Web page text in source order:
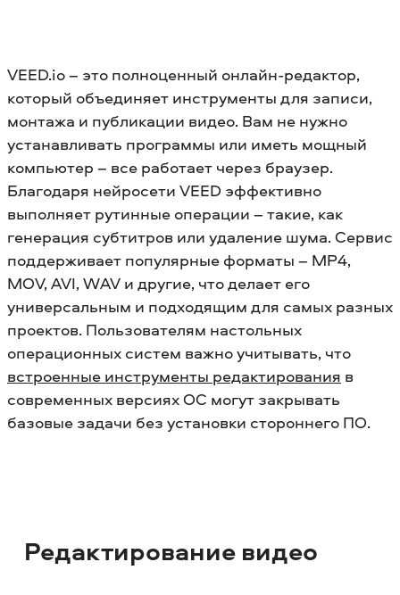
VEED.io – это полноценный онлайн-редактор,
который объединяет инструменты для записи,
монтажа и публикации видео. Вам не нужно
устанавливать программы или иметь мощный
компьютер – все работает через браузер.
Благодаря нейросети VEED эффективно
выполняет рутинные операции – такие, как
генерация субтитров или удаление шума. Сервис
поддерживает популярные форматы – MP4,
MOV, AVI, WAV и другие, что делает его
универсальным и подходящим для самых разных
проектов. Пользователям настольных
операционных систем важно учитывать, что
встроенные инструменты редактирования в
современных версиях ОС могут закрывать
базовые задачи без установки стороннего ПО.
Редактирование видео